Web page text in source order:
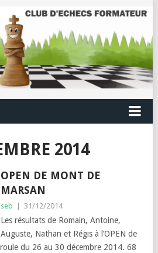
2014
OPEN DE MONT DE
MARSAN
seb 31/12/2014
Les résultats de Romain, Antoine,
Auguste, Nathan et Régis à l’OPEN de
du 26 au 30 décembre 2014. 68